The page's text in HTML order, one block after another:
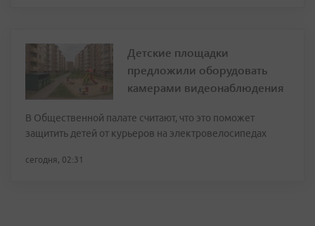
Детские площадки
предложили оборудовать
камерами видеонаблюдения
В Общественной палате считают, что это поможет
защитить детей от курьеров на электровелосипедах
сегодня, 02:31